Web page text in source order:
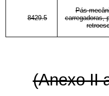
8429.5
Pás
carregadoras,
(Anexo II